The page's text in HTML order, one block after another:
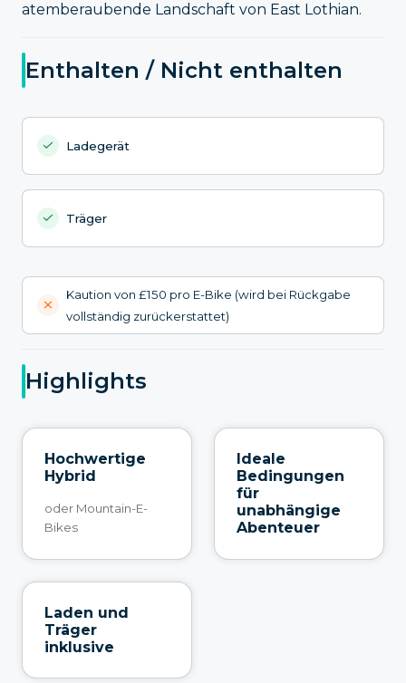
atemberaubende Landschaft von East Lothian.
Enthalten / Nicht enthalten
Ladegerät
Träger
Kaution von £150 pro E-Bike (wird bei Rückgabe
vollständig zurückerstattet)
Highlights
Hochwertige
Hybrid
oder Mountain-E-
Bikes
Ideale
Bedingungen
für
unabhängige
Abenteuer
Laden und
Träger
inklusive